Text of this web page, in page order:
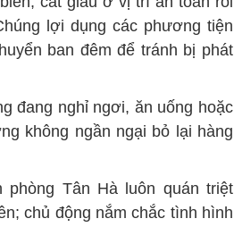
lợi dụng các phương tiện
ban đêm để tránh bị phát
đang nghỉ ngơi, ăn uống hoặc
không ngần ngại bỏ lại hàng
Tân Hà luôn quán triệt
chủ động nắm chắc tình hình